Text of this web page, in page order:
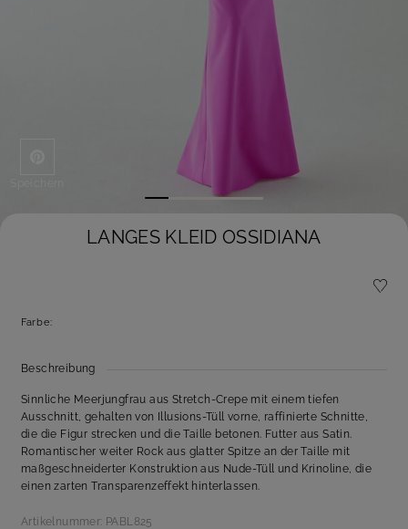
LANGES KLEID OSSIDIANA
Farbe:
Beschreibung
Sinnliche Meerjungfrau aus Stretch-Crepe mit einem tiefen
Ausschnitt, gehalten von Illusions-Tüll vorne, raffinierte Schnitte,
die die Figur strecken und die Taille betonen. Futter aus Satin.
Romantischer weiter Rock aus glatter Spitze an der Taille mit
maßgeschneiderter Konstruktion aus Nude-Tüll und Krinoline, die
einen zarten Transparenzeffekt hinterlassen.
Artikelnummer: PABL825